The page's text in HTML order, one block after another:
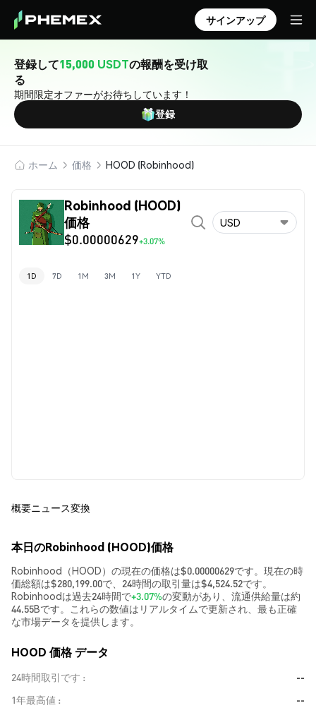
サインアップ
登録して15,000 USDTの報酬を受け取
る
期間限定オファーがお待ちしています！
登録
ホーム 価格 HOOD (Robinhood)
Robinhood (HOOD)
価格
$0.00000629+3.07%
USD
1D 7D 1M 3M 1Y YTD
概要ニュース変換
本日のRobinhood (HOOD)価格
Robinhood（HOOD）の現在の価格は$0.00000629です。現在の時
価総額は$280,199.00で、24時間の取引量は$4,524.52です。
Robinhoodは過去24時間で+3.07%の変動があり、流通供給量は約
44.55Bです。これらの数値はリアルタイムで更新され、最も正確
な市場データを提供します。
HOOD 価格 データ
24時間取引です
--
1年最高値
--